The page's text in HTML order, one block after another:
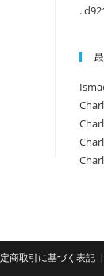
.
商取引に基づく表記